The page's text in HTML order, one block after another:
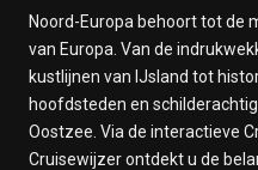
Noord-Europa behoort tot de
van Europa. Van de
kustlijnen van IJsland tot
hoofdsteden en
Oostzee. Via de interactieve
Cruisewijzer ontdekt u de